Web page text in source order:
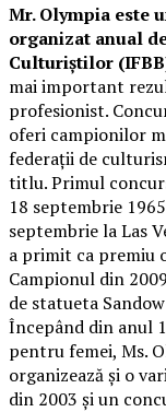
Mr. Olympia este
organizat anual
Culturiștilor
mai important
profesionist.
oferi campionilor
federații de
titlu. Primul
18 septembrie
septembrie la Las
a primit ca premiu
Campionul din
de statueta
Începând din anul
pentru femei, Ms.
organizează și o
din 2003 și un